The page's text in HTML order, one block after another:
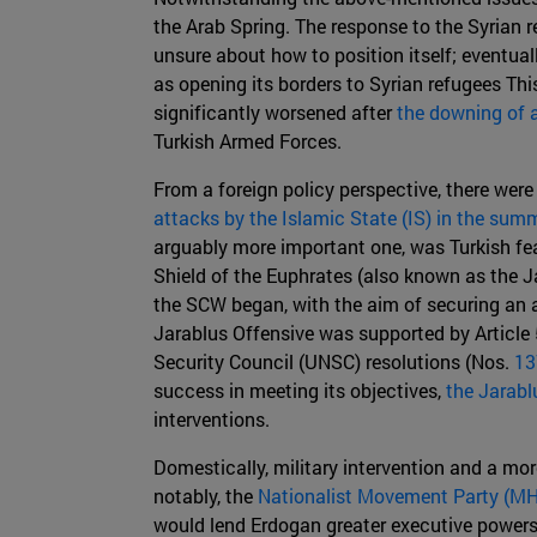
the Arab Spring. The response to the
unsure about how to position itself;
as opening its borders to Syrian refugees
significantly worsened afterthe downing of
Turkish Armed Forces.
From a foreign policy perspective, there
attacks by the Islamic State (IS) in the
arguably more important one, was Turkish
Shield of the Euphrates (also known as the
the SCW began, with the aim of securing
Jarablus Offensive was supported by
Security Council (UNSC) resolutions (Nos.
success in meeting its objectives,the
interventions.
Domestically, military intervention and a
notably, the Nationalist Movement Party
would lend Erdogan greater executive